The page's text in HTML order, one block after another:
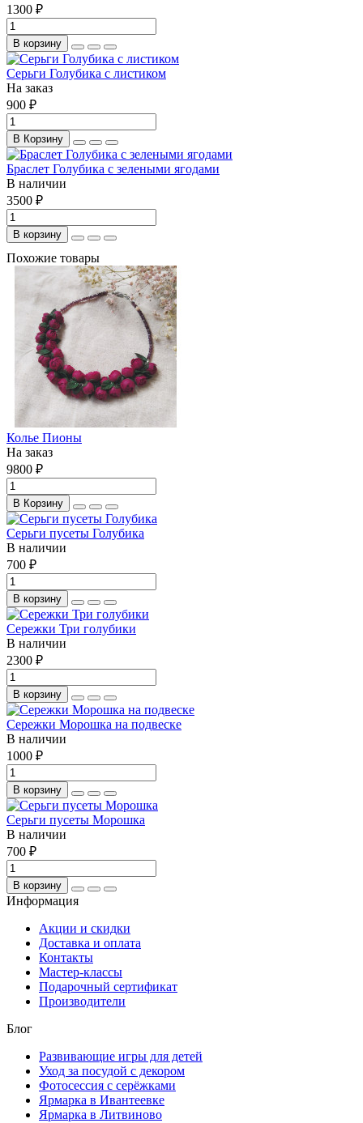
1300 ₽
В корзину
Серьги Голубика с листиком
На заказ
900 ₽
В Корзину
Браслет Голубика с зелеными ягодами
В наличии
3500 ₽
В корзину
Похожие товары
Колье Пионы
На заказ
9800 ₽
В Корзину
Серьги пусеты Голубика
В наличии
700 ₽
В корзину
Сережки Три голубики
В наличии
2300 ₽
В корзину
Сережки Морошка на подвеске
В наличии
1000 ₽
В корзину
Серьги пусеты Морошка
В наличии
700 ₽
В корзину
Информация
Акции и скидки
Доставка и оплата
Контакты
Мастер-классы
Подарочный сертификат
Производители
Блог
Развивающие игры для детей
Уход за посудой с декором
Фотосессия с серёжками
Ярмарка в Ивантеевке
Ярмарка в Литвиново